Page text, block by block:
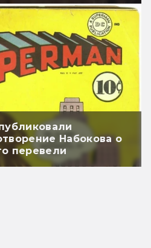
Набокова о
перевели